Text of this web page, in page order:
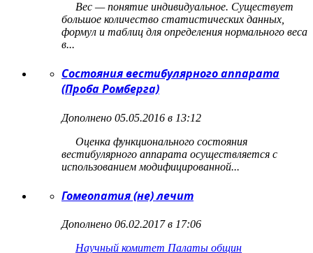
Вес — понятие индивидуальное. Существует
большое количество статистических данных,
формул и таблиц для определения нормального веса
в...
Состояния вестибулярного аппарата
(Проба Ромберга)
Дополнено 05.05.2016 в 13:12
Оценка функционального состояния
вестибулярного аппарата осуществляется с
использованием модифицированной...
Гомеопатия (не) лечит
Дополнено 06.02.2017 в 17:06
Научный комитет Палаты общин